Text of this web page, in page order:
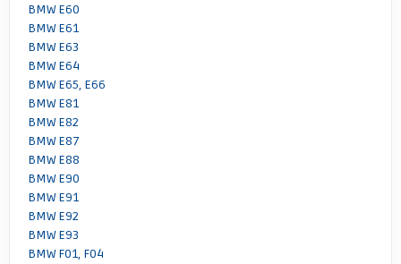
BMW E60
BMW E61
BMW E63
BMW E64
BMW E65, E66
BMW E81
BMW E82
BMW E87
BMW E88
BMW E90
BMW E91
BMW E92
BMW E93
BMW F01, F04